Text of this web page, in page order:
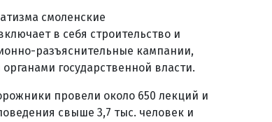
смоленские
в себя строительство и
разъяснительные кампании,
государственной власти.
провели около 650 лекций и
свыше 3,7 тыс. человек и